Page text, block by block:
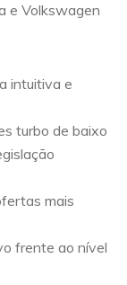
e Volkswagen
intuitiva e
turbo de baixo
mais
frente ao nível